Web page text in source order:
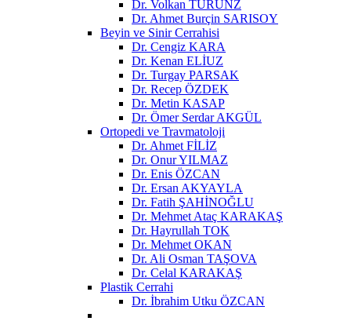
Dr. Volkan TÜRÜNZ
Dr. Ahmet Burçin SARISOY
Beyin ve Sinir Cerrahisi
Dr. Cengiz KARA
Dr. Kenan ELİUZ
Dr. Turgay PARSAK
Dr. Recep ÖZDEK
Dr. Metin KASAP
Dr. Ömer Serdar AKGÜL
Ortopedi ve Travmatoloji
Dr. Ahmet FİLİZ
Dr. Onur YILMAZ
Dr. Enis ÖZCAN
Dr. Ersan AKYAYLA
Dr. Fatih ŞAHİNOĞLU
Dr. Mehmet Ataç KARAKAŞ
Dr. Hayrullah TOK
Dr. Mehmet OKAN
Dr. Ali Osman TAŞOVA
Dr. Celal KARAKAŞ
Plastik Cerrahi
Dr. İbrahim Utku ÖZCAN